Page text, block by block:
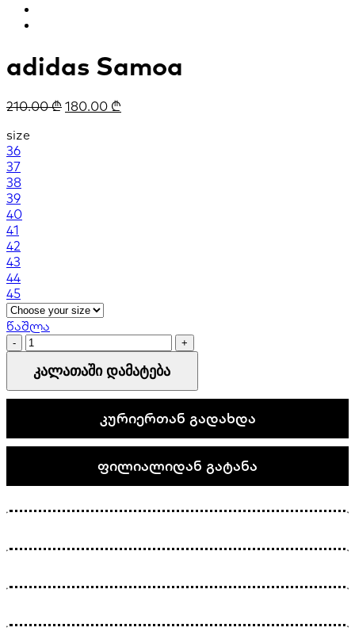
adidas Samoa
210.00₾ 180.00 ₾
size
36
37
38
39
40
41
42
43
44
45
წაშლა
adidas
Samoa
quantity
კალათაში დამატება
კურიერთან გადახდა
ფილიალიდან გატანა